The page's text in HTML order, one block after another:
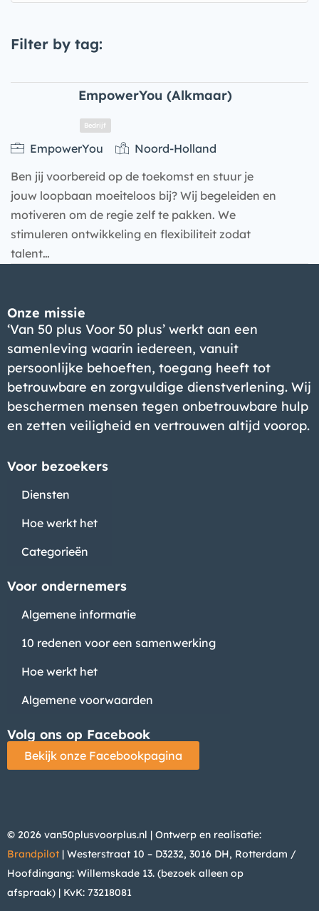
Filter by tag:
EmpowerYou (Alkmaar)
EmpowerYou
Noord-Holland
Ben jij voorbereid op de toekomst en stuur je
jouw loopbaan moeiteloos bij? Wij begeleiden en
motiveren om de regie zelf te pakken. We
stimuleren ontwikkeling en flexibiliteit zodat
talent…
Onze missie
‘Van 50 plus Voor 50 plus’ werkt aan een
samenleving waarin iedereen, vanuit
persoonlijke behoeften, toegang heeft tot
betrouwbare en zorgvuldige dienstverlening. Wij
beschermen mensen tegen onbetrouwbare hulp
en zetten veiligheid en vertrouwen altijd voorop.
Voor bezoekers
Diensten
Hoe werkt het
Categorieën
Voor ondernemers
Algemene informatie
10 redenen voor een samenwerking
Hoe werkt het
Algemene voorwaarden
Volg ons op Facebook
Bekijk onze Facebookpagina
© 2026 van50plusvoorplus.nl | Ontwerp en realisatie:
Brandpilot | Westerstraat 10 – D3232, 3016 DH, Rotterdam /
Hoofdingang: Willemskade 13. (bezoek alleen op
afspraak) | KvK: 73218081